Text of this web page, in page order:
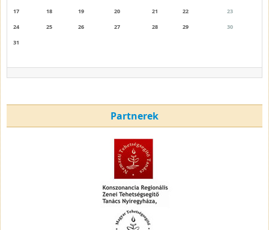
17
18 19 20 21 22
23
24
25 26 27 28 29
30
31
Partnerek